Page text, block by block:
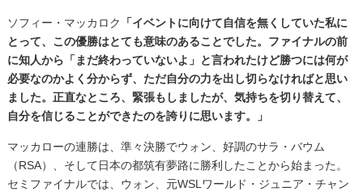
ソフィー・マッカロク
「イベントに向けて自信を無くしていた私に
とって、この優勝はとても意味のあることでした。ファイナルの前
に知人から「まだ終わっていないよ」と言われたけど勝つには何が
必要なのかよく分からず、ただ自分の力を出し切らなければと思い
ました。正直なところ、緊張もしましたが、気持ちを切り替えて、
自分を信じることができたのを誇りに思います。」
マッカローの連勝は、準々決勝でウォン、好調のサラ・バウム
（RSA）、そして日本の都筑有夢路に勝利したことから始まった。
セミファイナルでは、ウォン、元WSLワールド・ジュニア・チャン